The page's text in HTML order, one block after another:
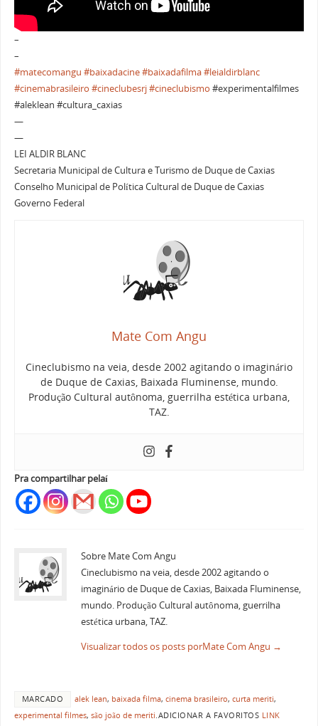
–
–
#matecomangu #baixadacine#baixadafilma#leialdirblanc
#cinemabrasileiro #cineclubesrj#cineclubismo #experimentalfilmes
#aleklean #cultura_caxias
—
—
LEI ALDIR BLANC
Secretaria Municipal de Cultura e Turismo de Duque de Caxias
Conselho Municipal de Política Cultural de Duque de Caxias
Governo Federal
Mate Com Angu
Cineclubismo na veia, desde 2002 agitando o imaginário
de Duque de Caxias, Baixada Fluminense, mundo.
Produção Cultural autônoma, guerrilha estética urbana,
TAZ.
Pra compartilhar pelaí
Sobre Mate Com Angu
Cineclubismo na veia, desde 2002 agitando o
imaginário de Duque de Caxias, Baixada Fluminense,
mundo. Produção Cultural autônoma, guerrilha
estética urbana, TAZ.
Visualizar todos os posts porMate Com Angu →
MARCADO alek lean, baixada filma,cinema brasileiro,curta meriti,
experimental filmes, são joão de meriti.ADICIONAR A FAVORITOS LINK